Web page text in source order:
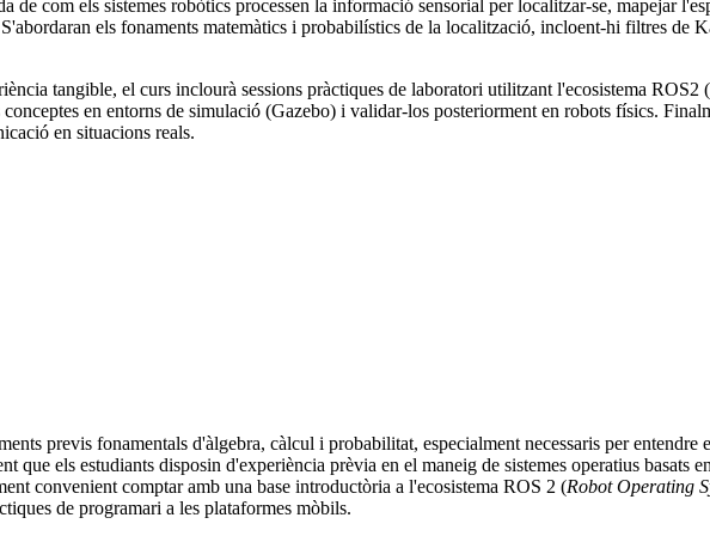
de com els sistemes robòtics processen la informació sensorial per localitzar-se, mapejar
els fonaments matemàtics i probabilístics de la localització, incloent-hi filtres
tangible, el curs inclourà sessions pràctiques de laboratori utilitzant l'ecosistema
en entorns de simulació (Gazebo) i validar-los posteriorment en robots físics.
en situacions reals.
previs fonamentals d'àlgebra, càlcul i probabilitat, especialment necessaris per
que els estudiants disposin d'experiència prèvia en el maneig de sistemes operatius
convenient comptar amb una base introductòria a l'ecosistema ROS 2 (Robot Operating
de programari a les plataformes mòbils.